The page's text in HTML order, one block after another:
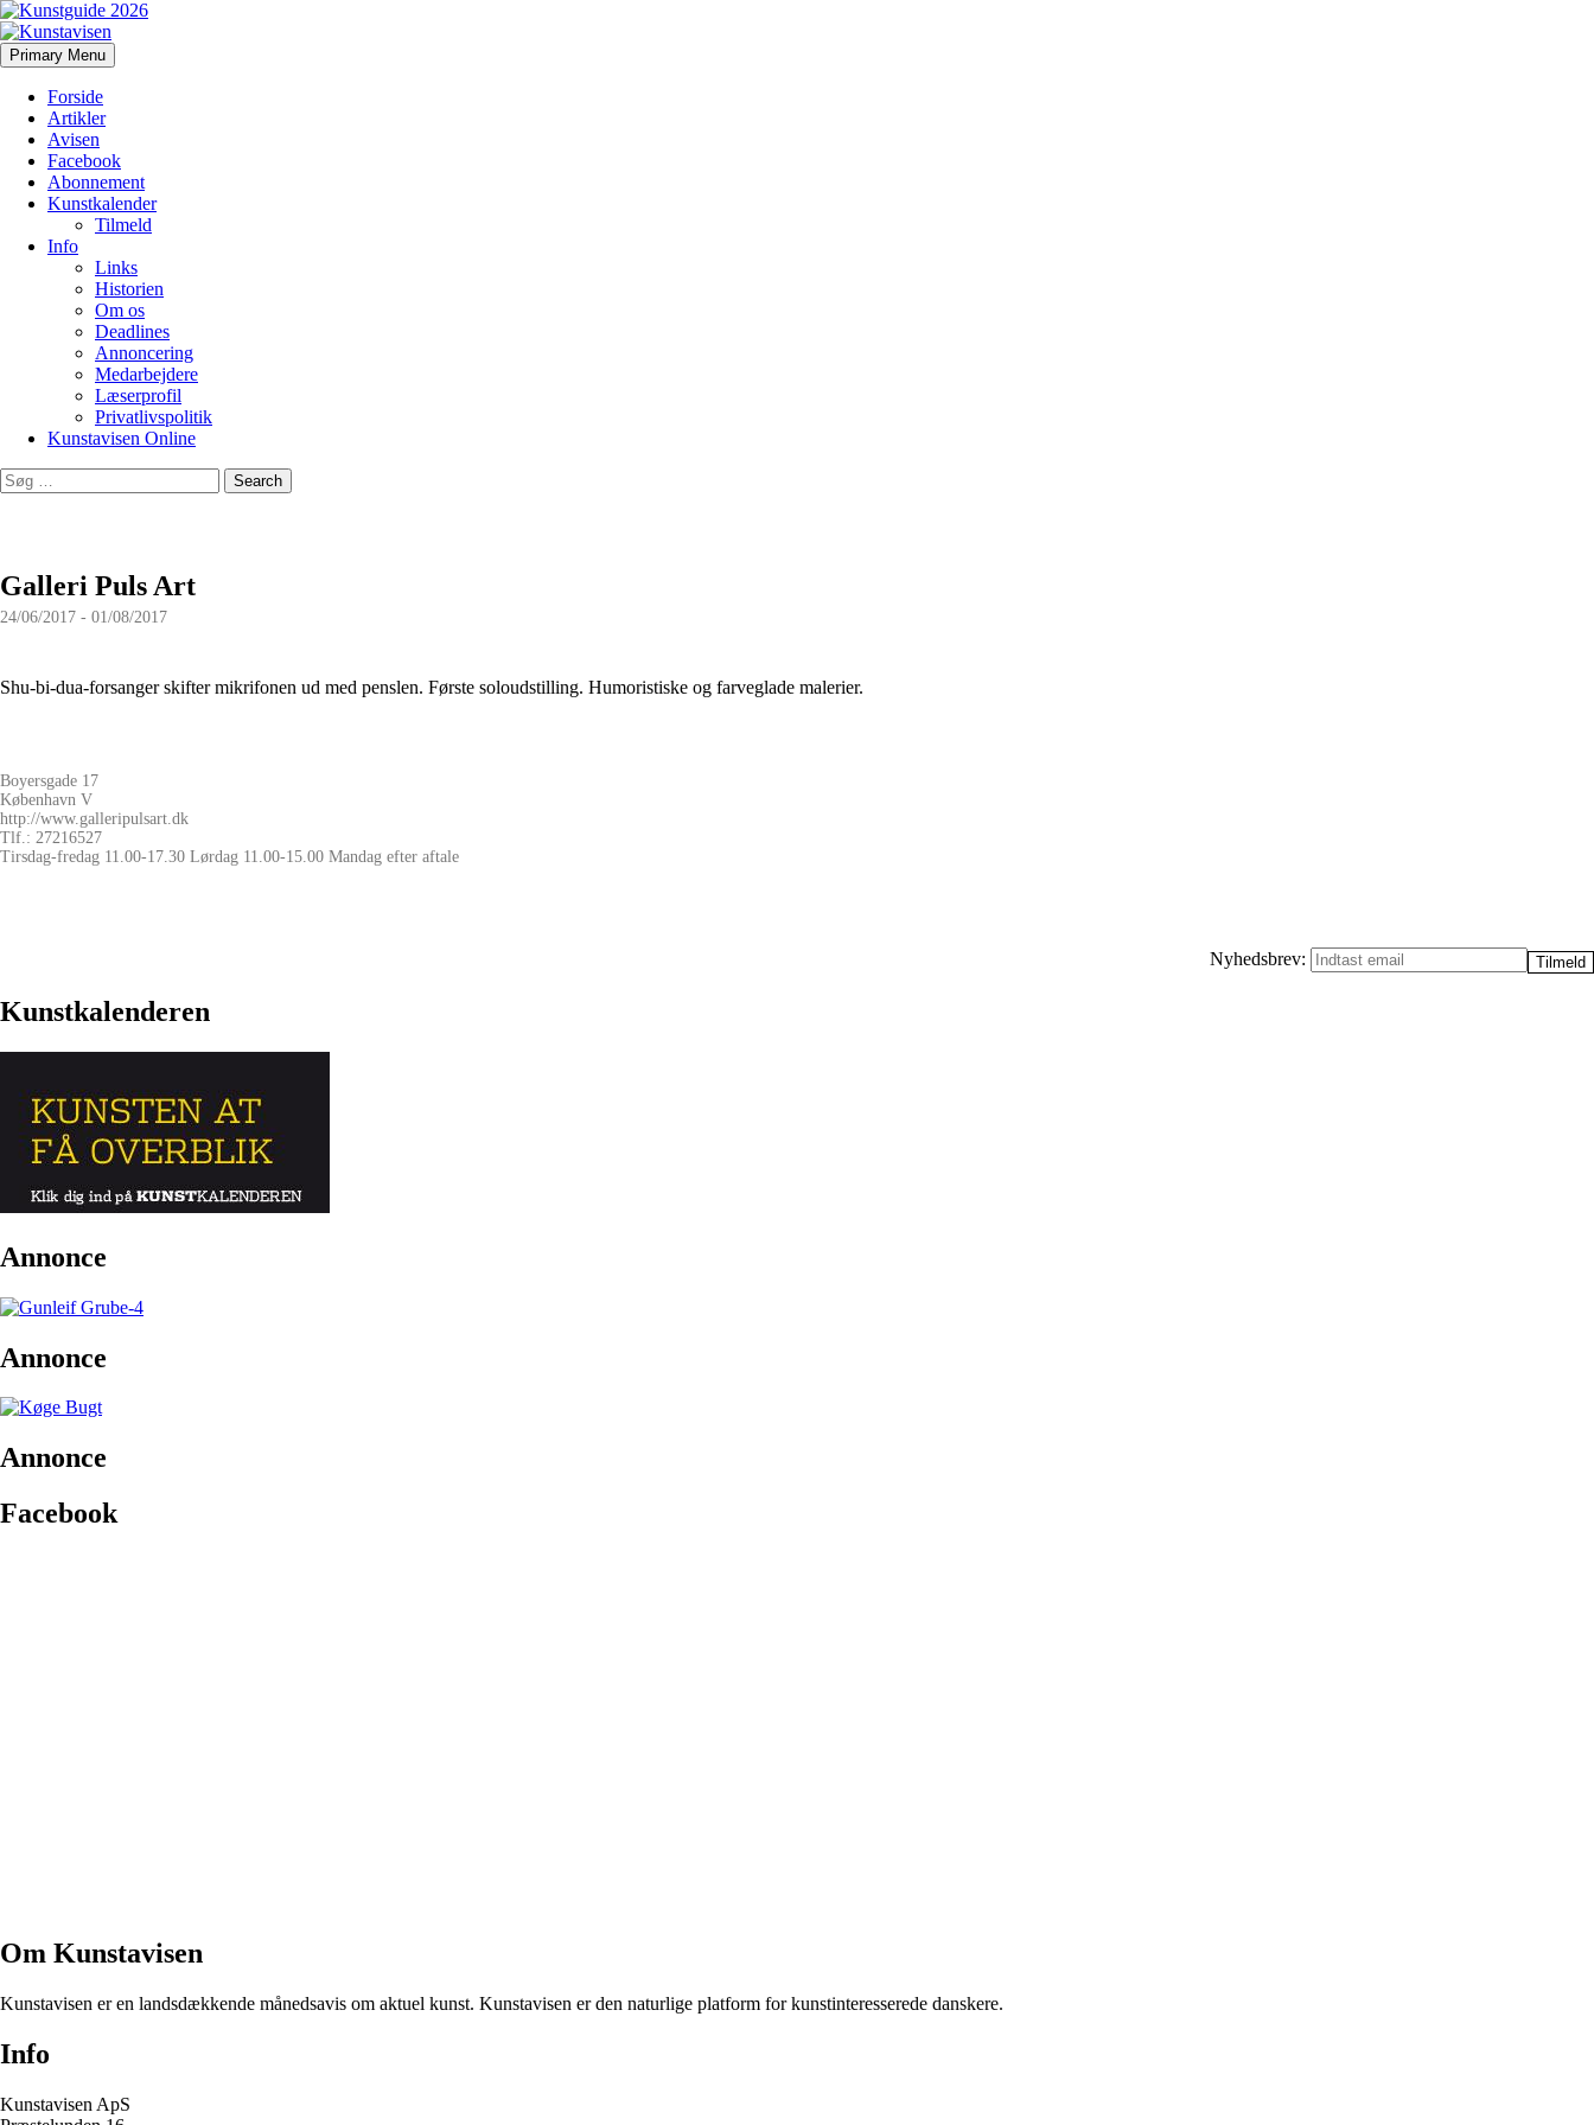
Kunstavisen
Search
Primary Menu Skip
to
Forside
Artikler
Avisen
Facebook
Abonnement
Kunstkalender
Tilmeld
Info
Links
Historien
Om os
Deadlines
Annoncering
Medarbejdere
Læserprofil
Privatlivspolitik
Kunstavisen Online
Search
for:
Galleri Puls Art
24/06/2017 - 01/08/2017
Shu-bi-dua-forsanger skifter mikrifonen ud med penslen. Første soloudstilling. Humoristiske og farveglade malerier.
Boyersgade 17
København V
http://www.galleripulsart.dk
Tlf.: 27216527
Tirsdag-fredag 11.00-17.30 Lørdag 11.00-15.00 Mandag efter aftale
Nyhedsbrev:
Kunstkalenderen
Annonce
Annonce
Annonce
Facebook
Om Kunstavisen
Kunstavisen er en landsdækkende månedsavis om aktuel kunst. Kunstavisen er den naturlige platform for kunstinteresserede danskere.
Info
Kunstavisen ApS